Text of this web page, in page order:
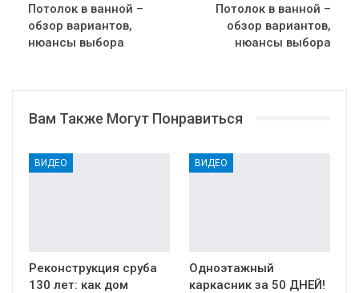
Потолок в ванной –
обзор вариантов,
нюансы выбора
Потолок в ванной –
обзор вариантов,
нюансы выбора
Вам Также Могут Понравиться
ВИДЕО
Реконструкция сруба
130 лет: как дом
ВИДЕО
Одноэтажный
каркасник за 50 ДНЕЙ!